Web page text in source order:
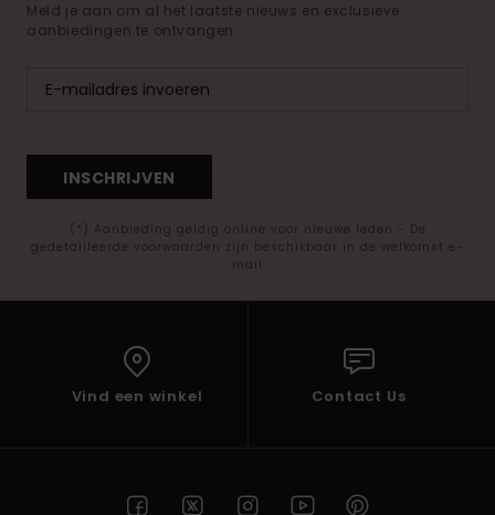
Meld je aan om al het laatste nieuws en exclusieve
aanbiedingen te ontvangen.
INSCHRIJVEN
(*) Aanbieding geldig online voor nieuwe leden - De
gedetailleerde voorwaarden zijn beschikbaar in de welkomst e-
mail
Vind een winkel Contact Us